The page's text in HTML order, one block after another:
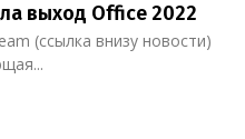
выход Office 2022
(ссылка внизу новости)